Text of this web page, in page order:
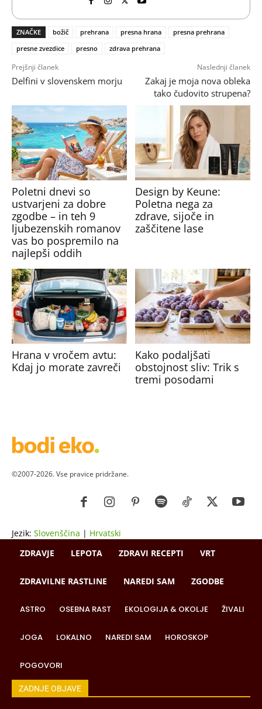
ZNAČKE božič prehrana presna hrana
presna prehrana
presne zvezdice
presno zdrava prehrana
Prejšnji članek
Delfini v slovenskem morju
Naslednji članek
Zakaj je moja nova obleka
tako čudovito strupena?
Poletni dnevi so
ustvarjeni za dobre
zgodbe – in teh 9
ljubezenskih romanov
vas bo pospremilo na
najlepši oddih
Design by Keune:
Poletna nega za
zdrave, sijoče in
zaščitene lase
Hrana v vročem avtu:
Kdaj jo morate zavreči
Kako podaljšati
obstojnost sliv: Trik s
tremi posodami
©2007-2026. Vse pravice pridržane.
Jezik: Slovenščina | Hrvatski
ZDRAVJE
LEPOTA ZDRAVI RECEPTI VRT
ZDRAVILNE RASTLINE NAREDI SAM ZGODBE
ASTRO OSEBNA RAST EKOLOGIJA & OKOLJE ŽIVALI
JOGA LOKALNO NAREDI SAM HOROSKOP
POGOVORI
ZADNJE OBJAVE